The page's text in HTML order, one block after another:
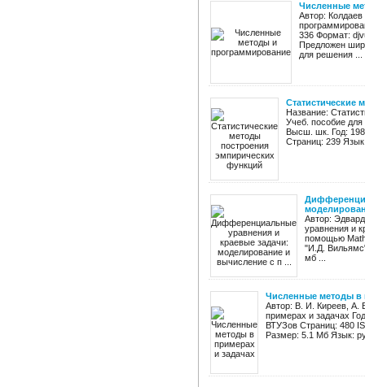
Численные
Автор:
336 Формат:
Предложен
для решения ...
Статистические
Название:
Учеб. пособие
Высш. шк. Год:
Страниц: 239
Автор:
уравнения и
помощью
"И.Д.
мб ...
Численные методы в
Автор: В. И. Киреев, А.
примерах и задачах
ВТУЗов Страниц: 480
Размер: 5.1 Мб Язык: